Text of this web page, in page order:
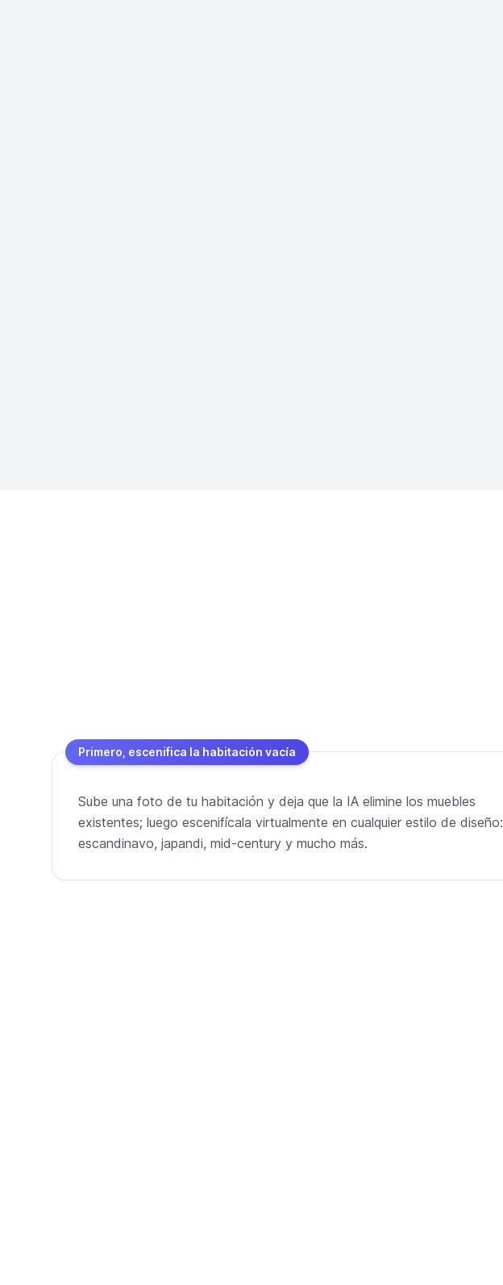
Primero, escenifica la habitación vacía
Sube una foto de tu habitación y deja que la IA elimine los muebles
existentes; luego escenifícala virtualmente en cualquier estilo de diseño:
escandinavo, japandi, mid-century y mucho más.